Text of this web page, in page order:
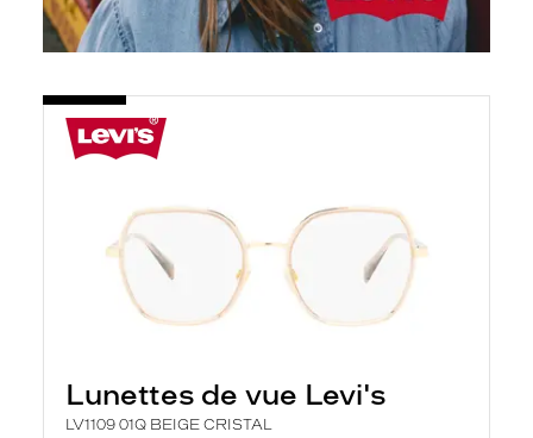
Lunettes de vue Levi's
LV1109 01Q BEIGE CRISTAL